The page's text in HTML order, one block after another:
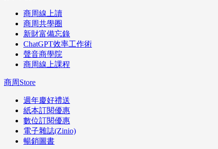
商周線上讀
商周共學圈
新財富備忘錄
ChatGPT效率工作術
聲音商學院
商周線上課程
商周Store
週年慶好禮送
紙本訂閱優惠
數位訂閱優惠
電子雜誌(Zinio)
暢銷圖書